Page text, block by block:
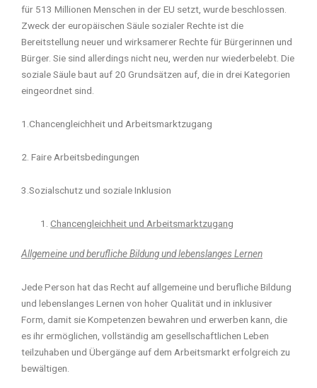
für 513 Millionen Menschen in der EU setzt, wurde beschlossen.
Zweck der europäischen Säule sozialer Rechte ist die
Bereitstellung neuer und wirksamerer Rechte für Bürgerinnen und
Bürger. Sie sind allerdings nicht neu, werden nur wiederbelebt. Die
soziale Säule baut auf 20 Grundsätzen auf, die in drei Kategorien
eingeordnet sind.
1.Chancengleichheit und Arbeitsmarktzugang
2. Faire Arbeitsbedingungen
3.Sozialschutz und soziale Inklusion
Chancengleichheit und Arbeitsmarktzugang
Allgemeine und berufliche Bildung und lebenslanges Lernen
Jede Person hat das Recht auf allgemeine und berufliche Bildung
und lebenslanges Lernen von hoher Qualität und in inklusiver
Form, damit sie Kompetenzen bewahren und erwerben kann, die
es ihr ermöglichen, vollständig am gesellschaftlichen Leben
teilzuhaben und Übergänge auf dem Arbeitsmarkt erfolgreich zu
bewältigen.